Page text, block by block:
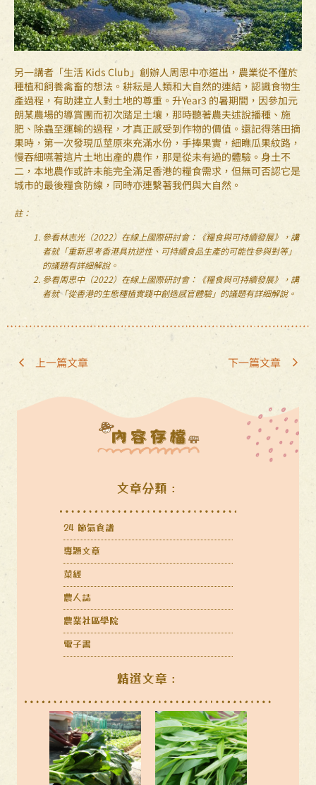
另一講者「生活 Kids Club」創辦人周思中亦道出，農業從不僅於
種植和飼養禽畜的想法。耕耘是人類和大自然的連結，認識食物生
產過程，有助建立人對土地的尊重。升Year3 的暑期間，因參加元
朗某農場的導賞團而初次踏足土壤，那時聽著農夫述說播種、施
肥、除蟲至運輸的過程，才真正感受到作物的價值。還記得落田摘
果時，第一次發現瓜莖原來充滿水份，手捧果實，細瞧瓜果紋路，
慢吞細嚥著這片土地出產的農作，那是從未有過的體驗。身土不
二，本地農作或許未能完全滿足香港的糧食需求，但無可否認它是
城市的最後糧食防線，同時亦連繫著我們與大自然。
註：
參看林志光（2022）在線上國際研討會：《糧食與可持續發展》 ，講
者就「重新思考香港具抗逆性、可持續食品生產的可能性參與對等」
的議題有詳細解說。
參看周思中（2022）在線上國際研討會：《糧食與可持續發展》，講
者就「從香港的生態種植實踐中創造感官體驗」的議題有詳細解說。
上一篇文章 下一篇文章
文章分類：
24 節氣食譜
專題文章
菜經
農人誌
農業社區學院
電子書
精選文章：